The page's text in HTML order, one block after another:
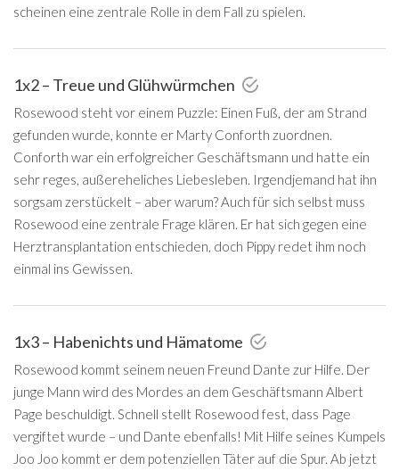
scheinen eine zentrale Rolle in dem Fall zu spielen.
1x2 – Treue und Glühwürmchen
Rosewood steht vor einem Puzzle: Einen Fuß, der am Strand
gefunden wurde, konnte er Marty Conforth zuordnen.
Conforth war ein erfolgreicher Geschäftsmann und hatte ein
sehr reges, außereheliches Liebesleben. Irgendjemand hat ihn
sorgsam zerstückelt – aber warum? Auch für sich selbst muss
Rosewood eine zentrale Frage klären. Er hat sich gegen eine
Herztransplantation entschieden, doch Pippy redet ihm noch
einmal ins Gewissen.
1x3 – Habenichts und Hämatome
Rosewood kommt seinem neuen Freund Dante zur Hilfe. Der
junge Mann wird des Mordes an dem Geschäftsmann Albert
Page beschuldigt. Schnell stellt Rosewood fest, dass Page
vergiftet wurde – und Dante ebenfalls! Mit Hilfe seines Kumpels
Joo Joo kommt er dem potenziellen Täter auf die Spur. Ab jetzt